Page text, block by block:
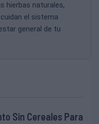
hierbas naturales,
el sistema
general de tu
Sin Cereales Para